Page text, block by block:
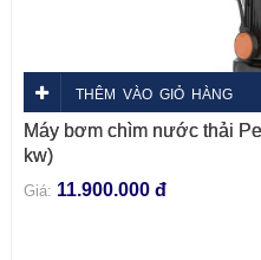
THÊM VÀO GIỎ HÀNG
Máy bơm chìm nước thải
kw)
Giá: 11.900.000 đ